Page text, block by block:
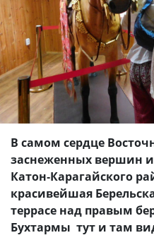
В самом сердце
заснеженных вершин
Катон-Карагайского
красивейшая
террасе над правым
Бухтармы тут и там